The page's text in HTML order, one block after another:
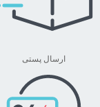
ارسال پستی